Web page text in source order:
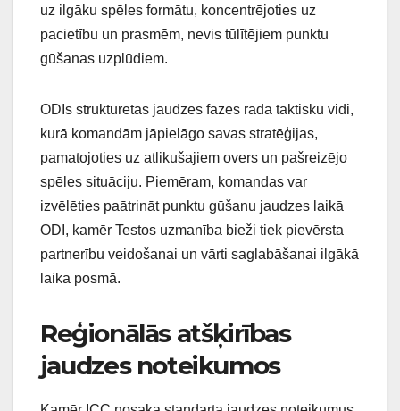
uz ilgāku spēles formātu, koncentrējoties uz
pacietību un prasmēm, nevis tūlītējiem punktu
gūšanas uzplūdiem.
ODIs strukturētās jaudzes fāzes rada taktisku vidi,
kurā komandām jāpielāgo savas stratēģijas,
pamatojoties uz atlikušajiem overs un pašreizējo
spēles situāciju. Piemēram, komandas var
izvēlēties paātrināt punktu gūšanu jaudzes laikā
ODI, kamēr Testos uzmanība bieži tiek pievērsta
partnerību veidošanai un vārti saglabāšanai ilgākā
laika posmā.
Reģionālās atšķirības
jaudzes noteikumos